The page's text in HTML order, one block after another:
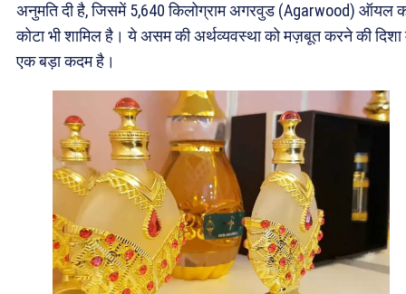
अनुमति दी है, जिसमें 5,640 किलोग्राम अगरवुड (Agarwood) ऑयल
कोटा भी शामिल है। ये असम की अर्थव्यवस्था को मज़बूत करने की दिशा
एक बड़ा कदम है।